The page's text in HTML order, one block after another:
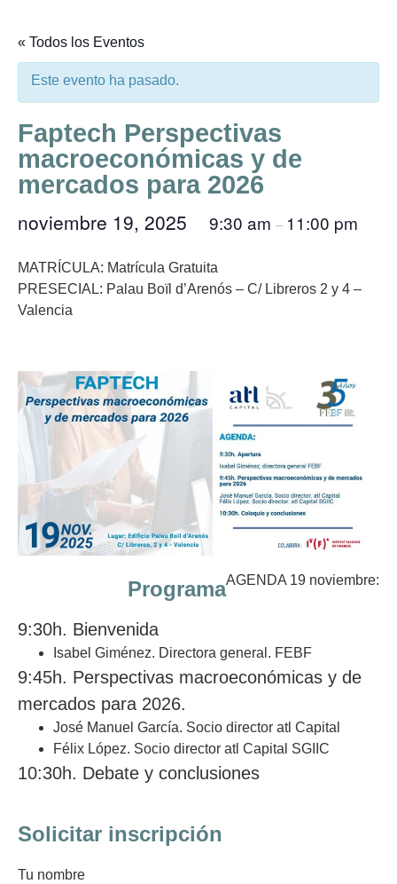
« Todos los Eventos
Este evento ha pasado.
Faptech Perspectivas
macroeconómicas y de
mercados para 2026
noviembre 19, 2025 9:30 am – 11:00 pm
MATRÍCULA: Matrícula Gratuita
PRESECIAL: Palau Boïl d’Arenós – C/ Libreros 2 y 4 –
Valencia
ProgramaAGENDA 19 noviembre:
9:30h. Bienvenida
Isabel Giménez. Directora general. FEBF
9:45h. Perspectivas macroeconómicas y de
mercados para 2026.
José Manuel García. Socio director atl Capital
Félix López. Socio director atl Capital SGIIC
10:30h. Debate y conclusiones
Solicitar inscripción
Tu nombre